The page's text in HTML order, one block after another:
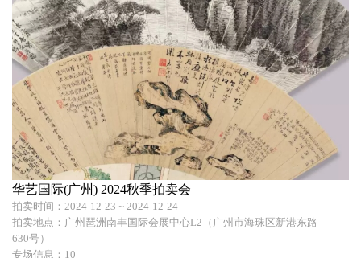
华艺国际(广州) 2024秋季拍卖会
拍卖时间：2024-12-23 ~ 2024-12-24
拍卖地点：广州琶洲南丰国际会展中心L2（广州市海珠区新港东路
630号）
专场信息：10